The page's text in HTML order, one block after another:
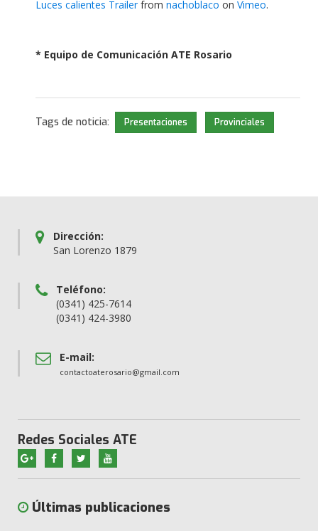
Luces calientes Trailerfrom nachoblaco on Vimeo.
* Equipo de Comunicación ATE Rosario
Tags de noticia: Presentaciones Provinciales
Dirección:
San Lorenzo 1879
Teléfono:
(0341) 425-7614
(0341) 424-3980
E-mail:
contactoaterosario@gmail.com
Redes Sociales ATE
Últimas publicaciones